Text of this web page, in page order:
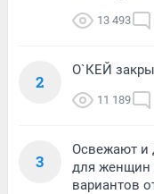
13 493
2
О`КЕЙ
11 189
3
Освежают и
для женщин
вариантов